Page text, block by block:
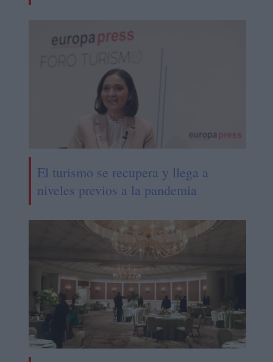
El turismo se recupera y llega a
niveles previos a la pandemia